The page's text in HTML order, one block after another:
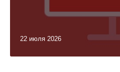
22 июля 2026